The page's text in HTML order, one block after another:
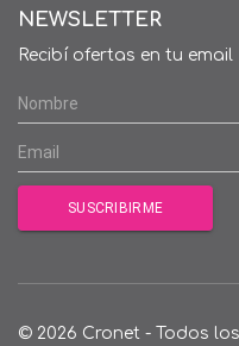
NEWSLETTER
Recibí ofertas en tu email
© 2026 Cronet - Todos